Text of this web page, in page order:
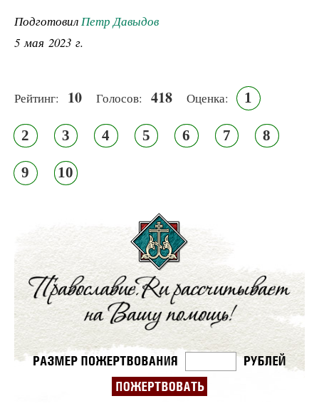
ПодготовилПетр Давыдов
5 мая 2023 г.
Рейтинг: 10 Голосов: 418 Оценка: 1
2 3 4 5 6 7 8
9 10